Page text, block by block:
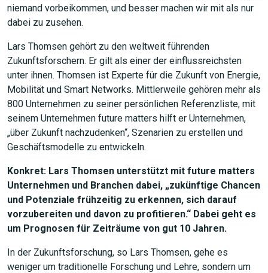
niemand vorbeikommen, und besser machen wir mit als nur
dabei zu zusehen.
Lars Thomsen gehört zu den weltweit führenden
Zukunftsforschern. Er gilt als einer der einflussreichsten
unter ihnen. Thomsen ist Experte für die Zukunft von Energie,
Mobilität und Smart Networks. Mittlerweile gehören mehr als
800 Unternehmen zu seiner persönlichen Referenzliste, mit
seinem Unternehmen future matters hilft er Unternehmen,
„über Zukunft nachzudenken“, Szenarien zu erstellen und
Geschäftsmodelle zu entwickeln.
Konkret: Lars Thomsen unterstützt mit future matters
Unternehmen und Branchen dabei, „zukünftige Chancen
und Potenziale frühzeitig zu erkennen, sich darauf
vorzubereiten und davon zu profitieren.“ Dabei geht es
um Prognosen für Zeiträume von gut 10 Jahren.
In der Zukunftsforschung, so Lars Thomsen, gehe es
weniger um traditionelle Forschung und Lehre, sondern um